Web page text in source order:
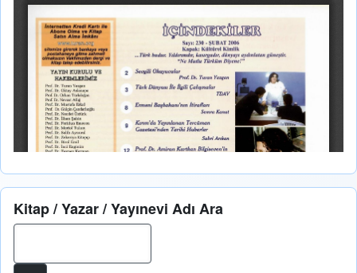
Kitap / Yazar / Yayınevi Adı Ara